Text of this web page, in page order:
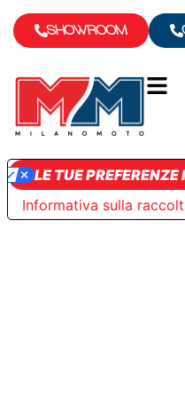
SHOWROOM
Informativa sulla
LE TUE